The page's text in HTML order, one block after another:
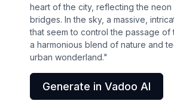
heart of the city, reflecting the
bridges. In the sky, a massive,
that seem to control the passage
a harmonious blend of nature and
urban wonderland."
Generate in Vadoo AI